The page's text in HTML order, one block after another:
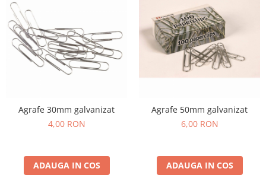
Agrafe 30mm galvanizat
4,00 RON
ADAUGA IN COS
Agrafe 50mm galvanizat
6,00 RON
ADAUGA IN COS